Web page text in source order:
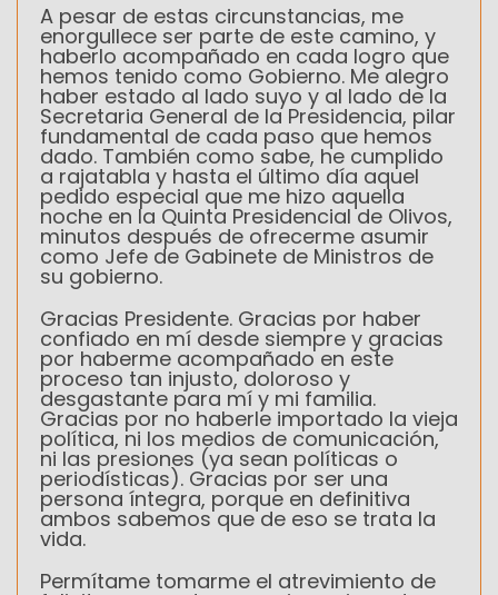
A pesar de estas circunstancias, me
enorgullece ser parte de este camino, y
haberlo acompañado en cada logro que
hemos tenido como Gobierno. Me alegro
haber estado al lado suyo y al lado de la
Secretaria General de la Presidencia, pilar
fundamental de cada paso que hemos
dado. También como sabe, he cumplido
a rajatabla y hasta el último día aquel
pedido especial que me hizo aquella
noche en la Quinta Presidencial de Olivos,
minutos después de ofrecerme asumir
como Jefe de Gabinete de Ministros de
su gobierno.
Gracias Presidente. Gracias por haber
confiado en mí desde siempre y gracias
por haberme acompañado en este
proceso tan injusto, doloroso y
desgastante para mí y mi familia.
Gracias por no haberle importado la vieja
política, ni los medios de comunicación,
ni las presiones (ya sean políticas o
periodísticas). Gracias por ser una
persona íntegra, porque en definitiva
ambos sabemos que de eso se trata la
vida.
Permítame tomarme el atrevimiento de